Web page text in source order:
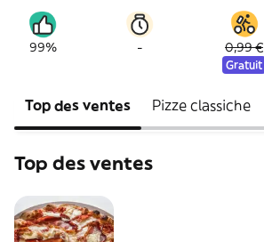
99% - 0,99 €
Gratuit
Top des ventes Pizze classiche
Top des ventes